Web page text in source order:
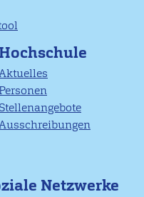
Hochschule
Personen
Netzwerke